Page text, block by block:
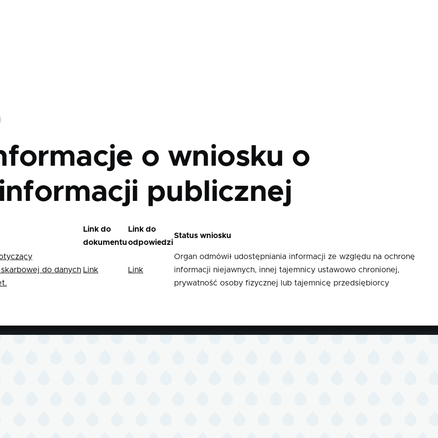
o wniosku o
publicznej
Link do
dokumentu
Link do
odpowiedzi
Status wniosku
do danych Link Link
Organ odmówił udostępniania informacji ze względu na ochronę
informacji niejawnych, innej tajemnicy ustawowo chronionej,
prywatność osoby fizycznej lub tajemnicę przedsiębiorcy